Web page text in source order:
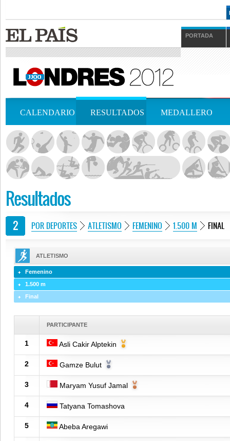
PORTADA
CALENDARIO RESULTADOS MEDALLERO
Resultados
POR DEPORTES ATLETISMO FEMENINO 1.500 M FINAL
ATLETISMO
Femenino
1.500 m
Final
PARTICIPANTE
1 Asli Cakir Alptekin
2 Gamze Bulut
3 Maryam Yusuf Jamal
4 Tatyana Tomashova
5 Abeba Aregawi